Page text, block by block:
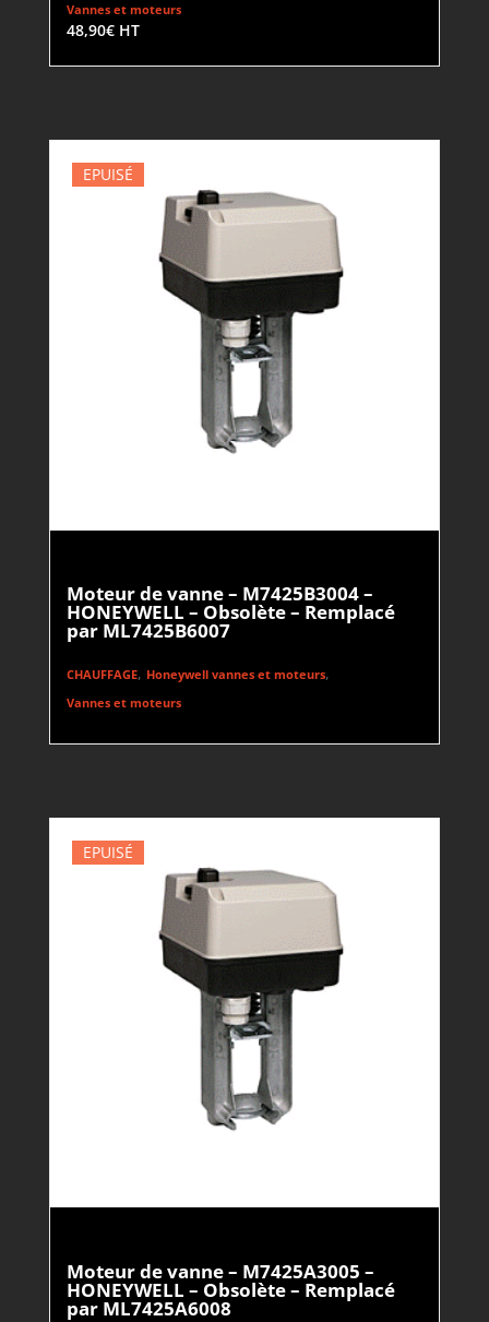
Vannes et moteurs
48,90€ HT
EPUISÉ
Moteur de vanne – M7425B3004 –
HONEYWELL – Obsolète – Remplacé
par ML7425B6007
CHAUFFAGE, Honeywell vannes et moteurs,
Vannes et moteurs
EPUISÉ
Moteur de vanne – M7425A3005 –
HONEYWELL – Obsolète – Remplacé
par ML7425A6008